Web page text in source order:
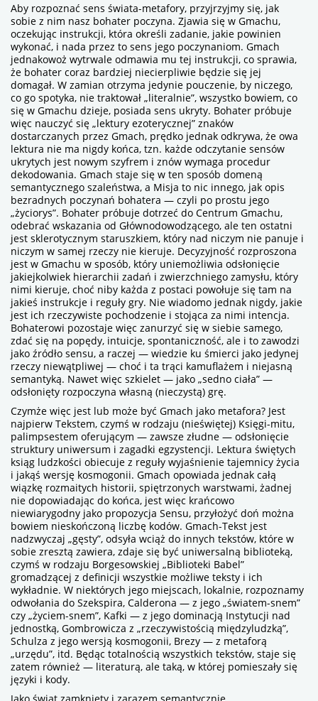
Aby rozpoznać sens świata-metafory, przyjrzyjmy się, jak
sobie z nim nasz bohater poczyna. Zjawia się w Gmachu,
oczekując instrukcji, która określi zadanie, jakie powinien
wykonać, i nada przez to sens jego poczynaniom. Gmach
jednakowoż wytrwale odmawia mu tej instrukcji, co sprawia,
że bohater coraz bardziej niecierpliwie będzie się jej
domagał. W zamian otrzyma jedynie pouczenie, by niczego,
co go spotyka, nie traktował „literalnie”, wszystko bowiem, co
się w Gmachu dzieje, posiada sens ukryty. Bohater próbuje
więc nauczyć się „lektury ezoterycznej” znaków
dostarczanych przez Gmach, prędko jednak odkrywa, że owa
lektura nie ma nigdy końca, tzn. każde odczytanie sensów
ukrytych jest nowym szyfrem i znów wymaga procedur
dekodowania. Gmach staje się w ten sposób domeną
semantycznego szaleństwa, a Misja to nic innego, jak opis
bezradnych poczynań bohatera — czyli po prostu jego
„życiorys”. Bohater próbuje dotrzeć do Centrum Gmachu,
odebrać wskazania od Głównodowodzącego, ale ten ostatni
jest sklerotycznym staruszkiem, który nad niczym nie panuje i
niczym w samej rzeczy nie kieruje. Decyzyjność rozproszona
jest w Gmachu w sposób, który uniemożliwia odsłonięcie
jakiejkolwiek hierarchii zadań i zwierzchniego zamysłu, który
nimi kieruje, choć niby każda z postaci powołuje się tam na
jakieś instrukcje i reguły gry. Nie wiadomo jednak nigdy, jakie
jest ich rzeczywiste pochodzenie i stojąca za nimi intencja.
Bohaterowi pozostaje więc zanurzyć się w siebie samego,
zdać się na popędy, intuicje, spontaniczność, ale i to zawodzi
jako źródło sensu, a raczej — wiedzie ku śmierci jako jedynej
rzeczy niewątpliwej — choć i ta trąci kamuflażem i niejasną
semantyką. Nawet więc szkielet — jako „sedno ciała” —
odsłonięty rozpoczyna własną (nieczystą) grę.
Czymże więc jest lub może być Gmach jako metafora? Jest
najpierw Tekstem, czymś w rodzaju (nieświętej) Księgi-mitu,
palimpsestem oferującym — zawsze złudne — odsłonięcie
struktury uniwersum i zagadki egzystencji. Lektura świętych
ksiąg ludzkości obiecuje z reguły wyjaśnienie tajemnicy życia
i jakąś wersję kosmogonii. Gmach opowiada jednak całą
wiązkę rozmaitych historii, spiętrzonych warstwami, żadnej
nie dopowiadając do końca, jest więc krańcowo
niewiarygodny jako propozycja Sensu, przyłożyć doń można
bowiem nieskończoną liczbę kodów. Gmach-Tekst jest
nadzwyczaj „gęsty”, odsyła wciąż do innych tekstów, które w
sobie zresztą zawiera, zdaje się być uniwersalną biblioteką,
czymś w rodzaju Borgesowskiej „Biblioteki Babel”
gromadzącej z definicji wszystkie możliwe teksty i ich
wykładnie. W niektórych jego miejscach, lokalnie, rozpoznamy
odwołania do Szekspira, Calderona — z jego „światem-snem”
czy „życiem-snem”, Kafki — z jego dominacją Instytucji nad
jednostką, Gombrowicza z „rzeczywistością międzyludzką”,
Schulza z jego wersją kosmogonii, Brezy — z metaforą
„urzędu”, itd. Będąc totalnością wszystkich tekstów, staje się
zatem również — literaturą, ale taką, w której pomieszały się
języki i kody.
Jako świat zamknięty i zarazem semantycznie